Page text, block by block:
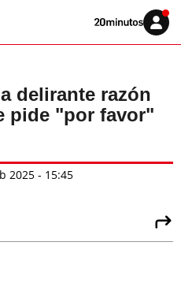
Volver
Iniciar
sesión
delirante razón
pide "por favor"
2025 - 15:45